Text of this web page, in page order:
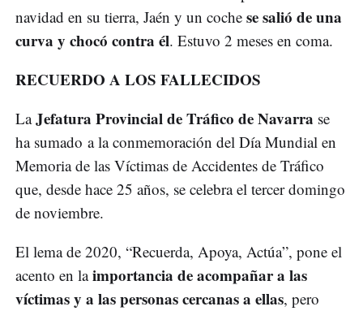
navidad en su tierra, Jaén y un coche se salió de una
curva y chocó contra él. Estuvo 2 meses en coma.
RECUERDO A LOS FALLECIDOS
LaJefatura Provincial de Tráfico de Navarra se
ha sumado a la conmemoración del Día Mundial en
Memoria de las Víctimas de Accidentes de Tráfico
que, desde hace 25 años, se celebra el tercer domingo
de noviembre.
El lema de 2020, “Recuerda, Apoya, Actúa”, pone el
acento en laimportancia de acompañar a las
víctimas y a las personas cercanas a ellas, pero